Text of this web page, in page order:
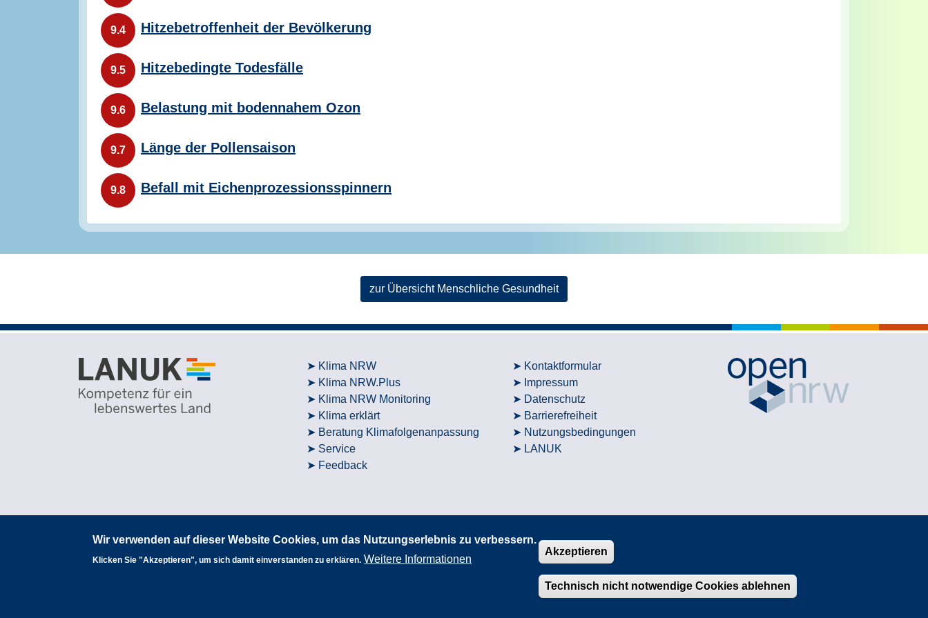
9.4 Hitzebetroffenheit der Bevölkerung
9.5 Hitzebedingte Todesfälle
9.6 Belastung mit bodennahem Ozon
9.7 Länge der Pollensaison
9.8 Befall mit Eichenprozessionsspinnern
zur Übersicht Menschliche Gesundheit
Klima NRW
Klima NRW.Plus
Klima NRW Monitoring
Klima erklärt
Beratung Klimafolgenanpassung
Service
Feedback
Kontaktformular
Impressum
Datenschutz
Barrierefreiheit
Nutzungsbedingungen
LANUK
Wir verwenden auf dieser Website Cookies, um das Nutzungserlebnis zu verbessern.
Klicken Sie "Akzeptieren", um sich damit einverstanden zu erklären. Weitere Informationen
Akzeptieren
Technisch nicht notwendige Cookies ablehnen